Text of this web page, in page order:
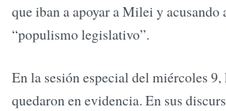
que iban a apoyar a Milei y acusando
“populismo legislativo”.
En la sesión especial del miércoles
quedaron en evidencia. En sus